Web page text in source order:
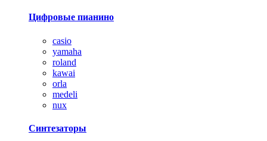
Цифровые пианино
casio
yamaha
roland
kawai
orla
medeli
nux
Синтезаторы